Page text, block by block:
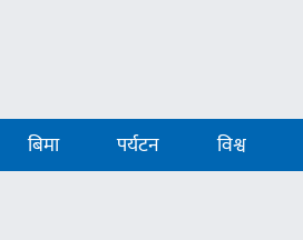
बिमा पर्यटन विश्व